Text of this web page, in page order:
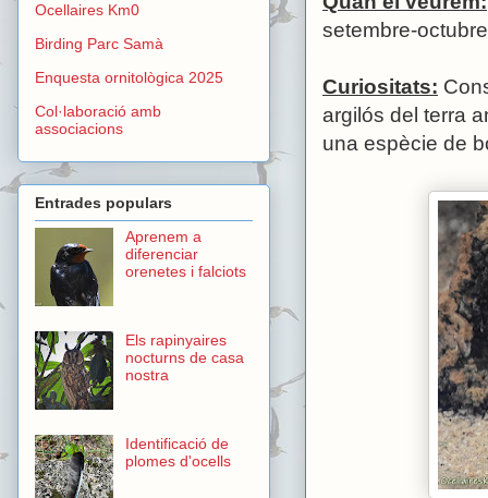
setembre-
Curiositats:
argilós del terra
una espècie de
Ocellaires Km0
Birding Parc Samà
Enquesta ornitològica 2025
Col·laboració amb
associacions
Entrades populars
Aprenem a
diferenciar
orenetes i falciots
Els rapinyaires
nocturns de casa
nostra
Identificació de
plomes d'ocells